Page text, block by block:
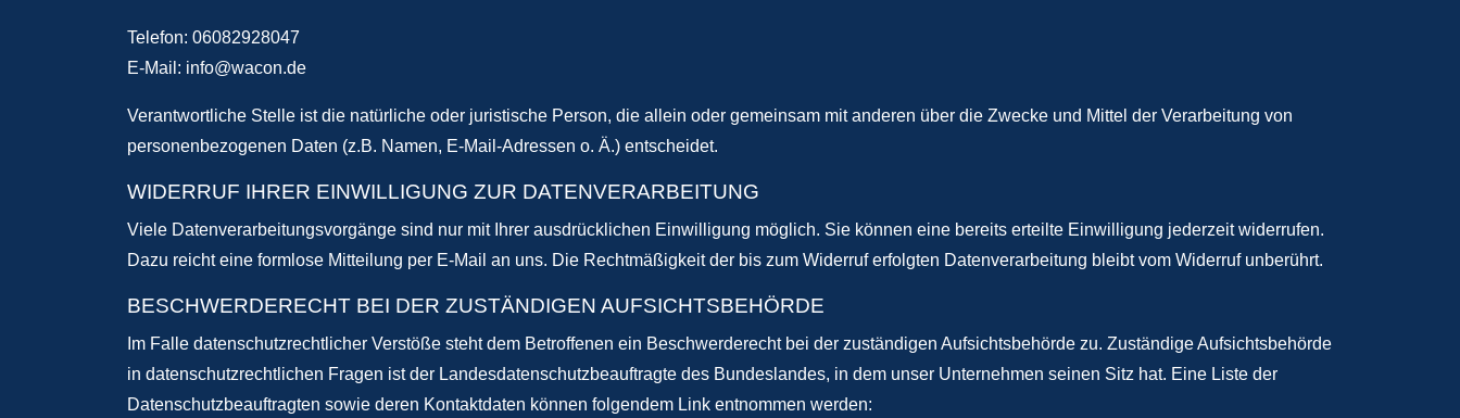
Telefon: 06082928047
E-Mail: info@wacon.de
Verantwortliche Stelle ist die natürliche oder juristische Person, die allein oder gemeinsam mit anderen über die Zwecke und Mittel der Verarbeitung von
personenbezogenen Daten (z.B. Namen, E-Mail-Adressen o. Ä.) entscheidet.
WIDERRUF IHRER EINWILLIGUNG ZUR DATENVERARBEITUNG
Viele Datenverarbeitungsvorgänge sind nur mit Ihrer ausdrücklichen Einwilligung möglich. Sie können eine bereits erteilte Einwilligung jederzeit widerrufen.
Dazu reicht eine formlose Mitteilung per E-Mail an uns. Die Rechtmäßigkeit der bis zum Widerruf erfolgten Datenverarbeitung bleibt vom Widerruf unberührt.
BESCHWERDERECHT BEI DER ZUSTÄNDIGEN AUFSICHTSBEHÖRDE
Im Falle datenschutzrechtlicher Verstöße steht dem Betroffenen ein Beschwerderecht bei der zuständigen Aufsichtsbehörde zu. Zuständige Aufsichtsbehörde
in datenschutzrechtlichen Fragen ist der Landesdatenschutzbeauftragte des Bundeslandes, in dem unser Unternehmen seinen Sitz hat. Eine Liste der
Datenschutzbeauftragten sowie deren Kontaktdaten können folgendem Link entnommen werden: